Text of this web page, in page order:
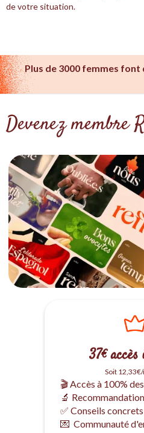
de votre situation.
Plus de 3000 femmes font
Devenez membre
37€
Soit 12,33€/
🎬 Accès à 100%
🔬
✅ Conseils
💌 Communauté